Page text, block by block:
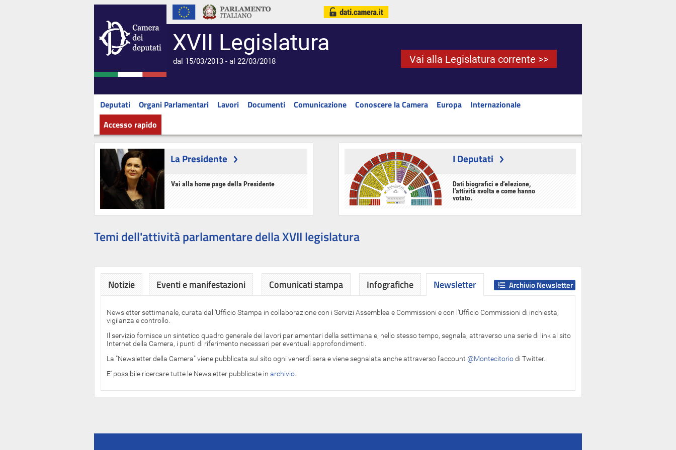
XVII Legislatura
dal 15/03/2013 - al 22/03/2018 Vai alla Legislatura corrente >>
Deputati Organi Parlamentari Lavori Documenti Comunicazione Conoscere la Camera Europa
Internazionale
Accesso rapido
La Presidente
Vai alla home page della Presidente
I Deputati
Dati biografici e d'elezione,
l'attività svolta e come hanno
votato.
Temi dell'attività parlamentare della XVII legislatura
Notizie Eventi e manifestazioni Comunicati stampa Infografiche Newsletter
Newsletter
Newsletter settimanale, curata dall'Ufficio Stampa in collaborazione con i Servizi Assemblea e Commissioni e con l'Ufficio Commissioni di inchiesta,
vigilanza e controllo.
Il servizio fornisce un sintetico quadro generale dei lavori parlamentari della settimana e, nello stesso tempo, segnala, attraverso una serie di link al sito
Internet della Camera, i punti di riferimento necessari per eventuali approfondimenti.
La "Newsletter della Camera" viene pubblicata sul sito ogni venerdì sera e viene segnalata anche attraverso l'account @Montecitoriodi Twitter.
E' possibile ricercare tutte le Newsletter pubblicate in archivio
Archivio Newsletter